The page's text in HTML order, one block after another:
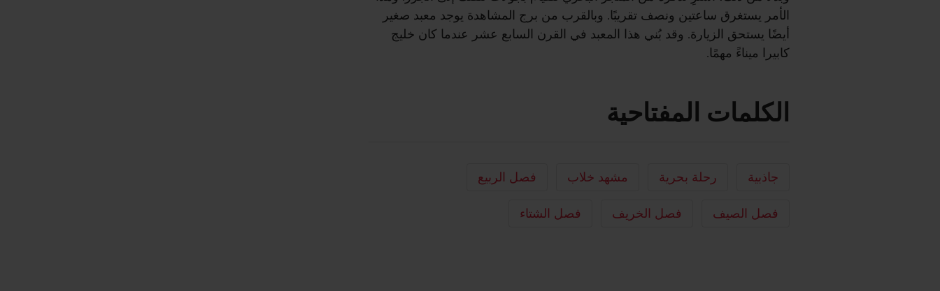
الأمر يستغرق ساعتين ونصف تقريبًا. وبالقرب من برج المشاهدة يوجد معبد صغير
أيضًا يستحق الزيارة. وقد بُني هذا المعبد في القرن السابع عشر عندما كان خليج
كابيرا ميناءً مهمًا.
الكلمات المفتاحية
جاذبية رحلة بحرية مشهد خلاب فصل الربيع
فصل الصيف فصل الخريف فصل الشتاء